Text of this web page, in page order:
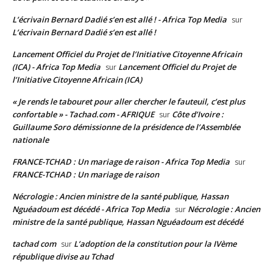
L’écrivain Bernard Dadié s’en est allé ! - Africa Top Media sur
L’écrivain Bernard Dadié s’en est allé !
Lancement Officiel du Projet de l’Initiative Citoyenne Africain
(ICA) - Africa Top Media sur Lancement Officiel du Projet de
l’Initiative Citoyenne Africain (ICA)
« Je rends le tabouret pour aller chercher le fauteuil, c’est plus
confortable » - Tachad.com - AFRIQUE sur Côte d’Ivoire :
Guillaume Soro démissionne de la présidence de l’Assemblée
nationale
FRANCE-TCHAD : Un mariage de raison - Africa Top Media sur
FRANCE-TCHAD : Un mariage de raison
Nécrologie : Ancien ministre de la santé publique, Hassan
Nguéadoum est décédé - Africa Top Media sur Nécrologie : Ancien
ministre de la santé publique, Hassan Nguéadoum est décédé
tachad com sur L’adoption de la constitution pour la IVème
république divise au Tchad